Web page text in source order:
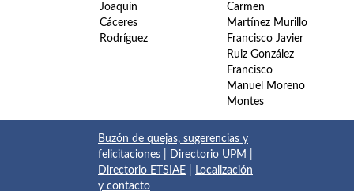
Joaquín
Cáceres
Rodríguez
Carmen
Martínez Murillo
Francisco Javier
Ruiz González
Francisco
Manuel Moreno
Montes
Buzón de quejas, sugerencias y
felicitaciones
Directorio UPM
Directorio ETSIAE
Localización
y contacto